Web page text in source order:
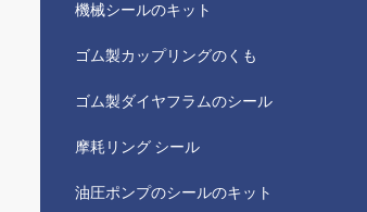
機械シールのキット
ゴム製カップリングのくも
ゴム製ダイヤフラムのシール
摩耗リング シール
油圧ポンプのシールのキット